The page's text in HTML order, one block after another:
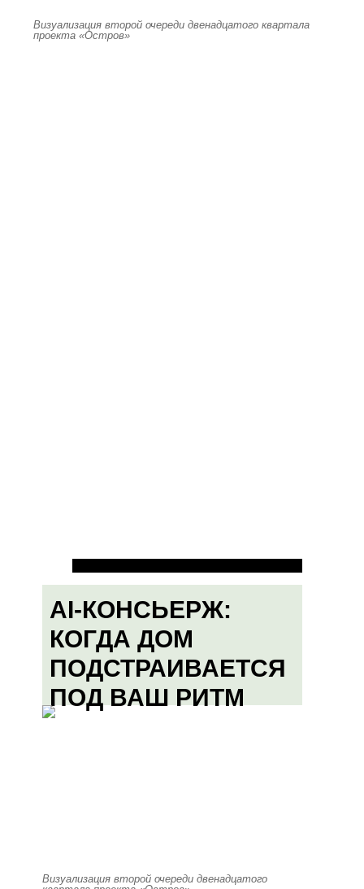
Визуализация второй очереди двенадцатого квартала
проекта «Остров»
AI-КОНСЬЕРЖ:
КОГДА ДОМ
ПОДСТРАИВАЕТСЯ
ПОД ВАШ РИТМ
Визуализация второй очереди двенадцатого